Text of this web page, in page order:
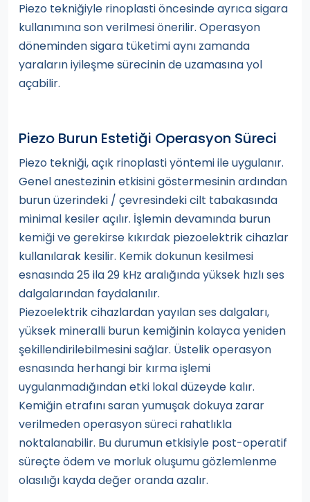
Piezo tekniğiyle rinoplasti öncesinde ayrıca sigara
kullanımına son verilmesi önerilir. Operasyon
döneminden sigara tüketimi aynı zamanda
yaraların iyileşme sürecinin de uzamasına yol
açabilir.
Piezo Burun Estetiği Operasyon Süreci
Piezo tekniği, açık rinoplasti yöntemi ile uygulanır.
Genel anestezinin etkisini göstermesinin ardından
burun üzerindeki / çevresindeki cilt tabakasında
minimal kesiler açılır. İşlemin devamında burun
kemiği ve gerekirse kıkırdak piezoelektrik cihazlar
kullanılarak kesilir. Kemik dokunun kesilmesi
esnasında 25 ila 29 kHz aralığında yüksek hızlı ses
dalgalarından faydalanılır.
Piezoelektrik cihazlardan yayılan ses dalgaları,
yüksek mineralli burun kemiğinin kolayca yeniden
şekillendirilebilmesini sağlar. Üstelik operasyon
esnasında herhangi bir kırma işlemi
uygulanmadığından etki lokal düzeyde kalır.
Kemiğin etrafını saran yumuşak dokuya zarar
verilmeden operasyon süreci rahatlıkla
noktalanabilir. Bu durumun etkisiyle post-operatif
süreçte ödem ve morluk oluşumu gözlemlenme
olasılığı kayda değer oranda azalır.